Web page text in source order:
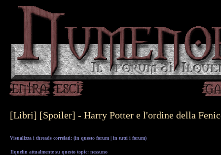
[Libri] [Spoiler] - Harry Potter e l'ordine della
Visualizza i threads correlati: (in questo forum | in tutti i forum)
Ilquelin attualmente su questo topic: nessuno